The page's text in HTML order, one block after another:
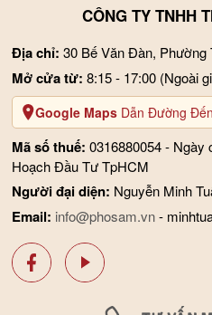
Cách bảo quản
- Bảo quản sản phẩm tại nơi
ánh sáng mặt trời trực tiếp
- Có thể bảo quản trong tủ lạnh,
quá thấp.
- Khi dùng xong cần đóng nắp
CÔNG TY TNHH
Địa chỉ: 30 Bế Văn Đàn, Phường
Mở cửa từ:8:15 - 17:00 (Ngoài
Google Maps Dẫn Đường
Mã số thuế: 0316880054 - Ngày
Hoạch Đầu Tư TpHCM
Người đại diện: Nguyễn Minh
Email: info@phosam.vn-